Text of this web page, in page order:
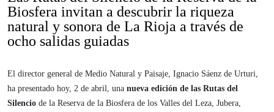
Biosfera invitan a descubrir la riqueza
natural y sonora de La Rioja a través de
ocho salidas guiadas
El director general de Medio Natural y Paisaje, Ignacio Sáenz de Urturi,
ha presentado hoy, 2 de abril, una nueva edición de las Rutas del
Silencio de la Reserva de la Biosfera de los Valles del Leza, Jubera,